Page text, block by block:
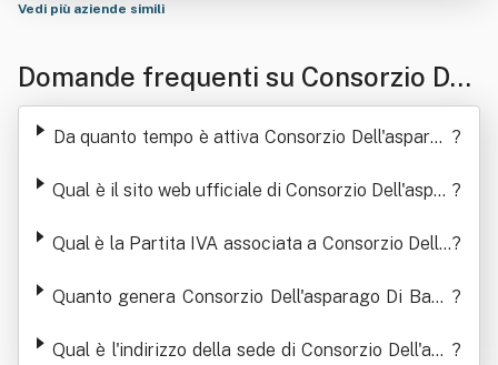
Vedi più aziende simili
Domande frequenti su Consorzio Del
l'asparago Di Badoere
Da quanto tempo è attiva Consorzio Dell'asparag ?
Qual è il sito web ufficiale di Consorzio Dell'aspar ?
Qual è la Partita IVA associata a Consorzio Dell'a?
Quanto genera Consorzio Dell'asparago Di Bado ?
Qual è l'indirizzo della sede di Consorzio Dell'asp ?